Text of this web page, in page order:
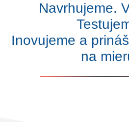
Navrhujeme.
Inovujeme a
na